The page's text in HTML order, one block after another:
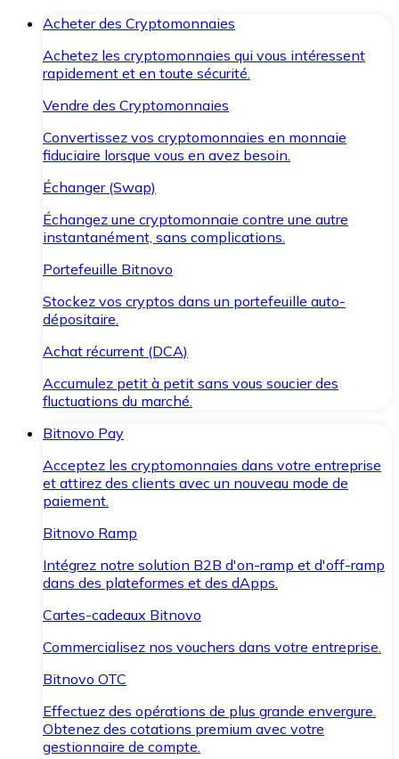
Acheter des Cryptomonnaies
Achetez les cryptomonnaies qui vous intéressent
rapidement et en toute sécurité.
Vendre des Cryptomonnaies
Convertissez vos cryptomonnaies en monnaie
fiduciaire lorsque vous en avez besoin.
Échanger (Swap)
Échangez une cryptomonnaie contre une autre
instantanément, sans complications.
Portefeuille Bitnovo
Stockez vos cryptos dans un portefeuille auto-
dépositaire.
Achat récurrent (DCA)
Accumulez petit à petit sans vous soucier des
fluctuations du marché.
Bitnovo Pay
Acceptez les cryptomonnaies dans votre entreprise
et attirez des clients avec un nouveau mode de
paiement.
Bitnovo Ramp
Intégrez notre solution B2B d'on-ramp et d'off-ramp
dans des plateformes et des dApps.
Cartes-cadeaux Bitnovo
Commercialisez nos vouchers dans votre entreprise.
Bitnovo OTC
Effectuez des opérations de plus grande envergure.
Obtenez des cotations premium avec votre
gestionnaire de compte.